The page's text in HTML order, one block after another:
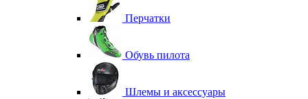
Перчатки
Обувь пилота
Шлемы и аксессуары